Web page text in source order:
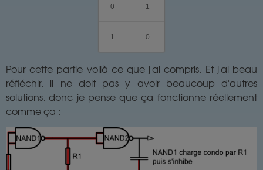
0 1
1 0
Pour cette partie voilà ce que j'ai compris. Et j'ai beau
réfléchir, il ne doit pas y avoir beaucoup d'autres
solutions, donc je pense que ça fonctionne réellement
comme ça :